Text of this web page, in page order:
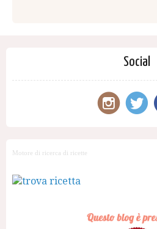
Social
Motore di ricerca di ricette